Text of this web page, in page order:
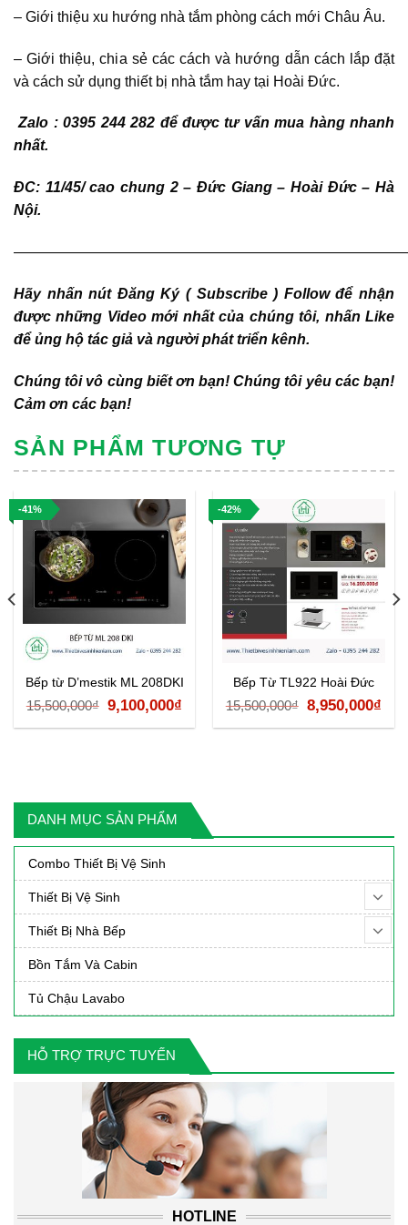
DANH MỤC SẢN PHẨM
Combo Thiết Bị Vệ Sinh
Thiết Bị Vệ Sinh
Thiết Bị Nhà Bếp
Bồn Tắm Và Cabin
Tủ Chậu Lavabo
HỖ TRỢ TRỰC TUYẾN
HOTLINE
– Giới thiệu xu hướng nhà tắm phòng cách mới Châu Âu.
– Giới thiệu, chia sẻ các cách và hướng dẫn cách lắp đặt
và cách sử dụng thiết bị nhà tắm hay tại Hoài Đức.
Zalo : 0395 244 282 để được tư vấn mua hàng nhanh
nhất.
ĐC: 11/45/ cao chung 2 – Đức Giang – Hoài Đức – Hà
Nội.
Hãy nhấn nút Đăng Ký ( Subscribe ) Follow để nhận
được những Video mới nhất của chúng tôi, nhấn Like
để ủng hộ tác giả và người phát triển kênh.
Chúng tôi vô cùng biết ơn bạn! Chúng tôi yêu các bạn!
Cảm ơn các bạn!
SẢN PHẨM TƯƠNG TỰ
-41%
Bếp từ D’mestik ML 208DKI
15,500,000₫ Giá
gốc
9,100,000₫
hiện
9,100,000₫.
-42%
Bếp Từ TL922 Hoài Đức
15,500,000₫ Giá
gốc
8,950,000₫